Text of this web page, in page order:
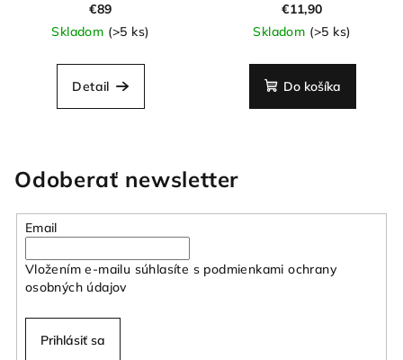
€89
Skladom (>5 ks)
Detail
€11,90
Skladom (>5 ks)
Do košíka
Odoberať newsletter
Email
Vložením e-mailu súhlasíte s podmienkami ochrany
osobných údajov
Prihlásiť sa